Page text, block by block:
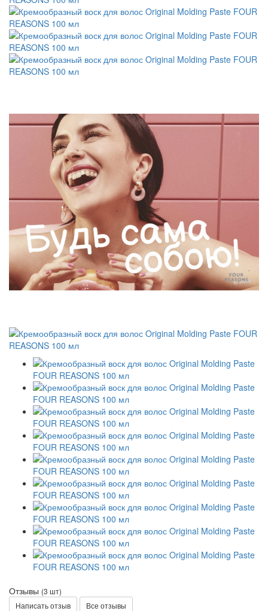
Отзывы (3 шт)
Написать отзыв
Все отзывы